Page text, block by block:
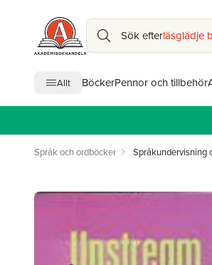
Sök efterläsglädje
Allt BöckerPennor och tillbehör
Språk och ordböcker Språkundervisning